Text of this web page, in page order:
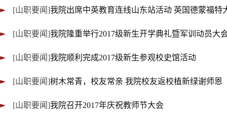
[山职要闻]我院出席中英教育连线山东站活动 英国德蒙福特
[山职要闻]我院隆重举行2017级新生开学典礼暨军训动员大
[山职要闻]我院顺利完成2017级新生参观校史馆活动
[山职要闻]树木常青，校友常亲 我院校友返校植新绿谢师恩
[山职要闻]我院召开2017年庆祝教师节大会